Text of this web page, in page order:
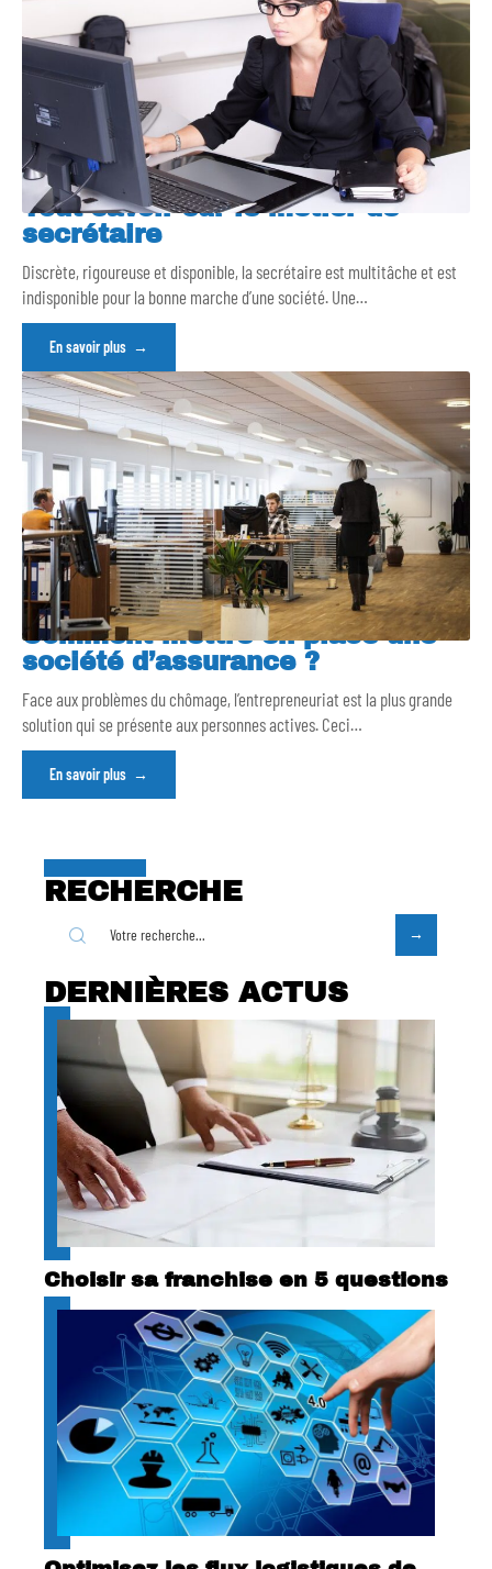
Tout savoir sur le métier de
secrétaire
Discrète, rigoureuse et disponible, la secrétaire est multitâche et est
indisponible pour la bonne marche d’une société. Une…
En savoir plus
Comment mettre en place une
société d’assurance ?
Face aux problèmes du chômage, l’entrepreneuriat est la plus grande
solution qui se présente aux personnes actives. Ceci…
En savoir plus
RECHERCHE
DERNIÈRES ACTUS
Choisir sa franchise en 5 questions